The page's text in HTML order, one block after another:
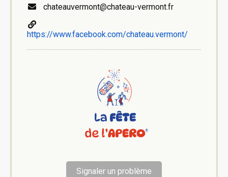
chateauvermont@chateau-vermont.fr
https://www.facebook.com/chateau.vermont/
Signaler un problème